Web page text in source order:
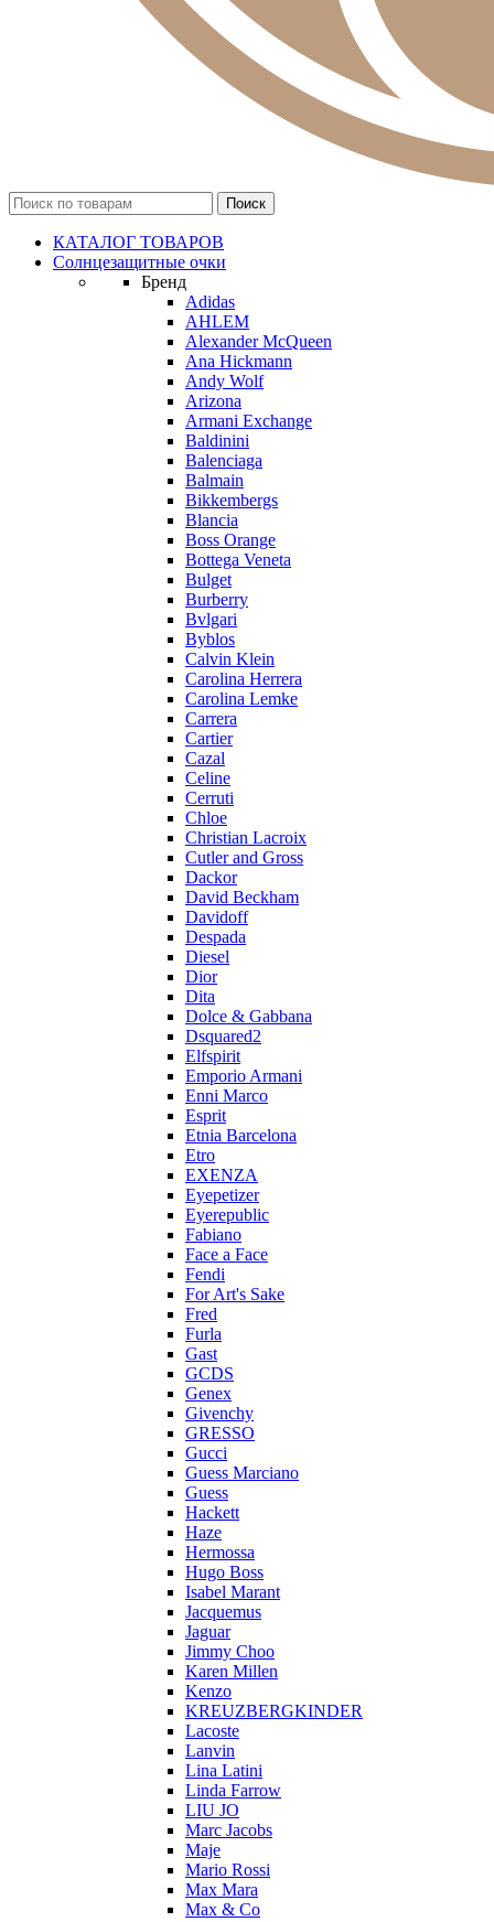
КАТАЛОГ ТОВАРОВ
Солнцезащитные очки
Бренд
Adidas
AHLEM
Alexander McQueen
Ana Hickmann
Andy Wolf
Arizona
Armani Exchange
Baldinini
Balenciaga
Balmain
Bikkembergs
Blancia
Boss Orange
Bottega Veneta
Bulget
Burberry
Bvlgari
Byblos
Calvin Klein
Carolina Herrera
Carolina Lemke
Carrera
Cartier
Cazal
Celine
Cerruti
Chloe
Christian Lacroix
Cutler and Gross
Dackor
David Beckham
Davidoff
Despada
Diesel
Dior
Dita
Dolce & Gabbana
Dsquared2
Elfspirit
Emporio Armani
Enni Marco
Esprit
Etnia Barcelona
Etro
EXENZA
Eyepetizer
Eyerepublic
Fabiano
Face a Face
Fendi
For Art's Sake
Fred
Furla
Gast
GCDS
Genex
Givenchy
GRESSO
Gucci
Guess Marciano
Guess
Hackett
Haze
Hermossa
Hugo Boss
Isabel Marant
Jacquemus
Jaguar
Jimmy Choo
Karen Millen
Kenzo
KREUZBERGKINDER
Lacoste
Lanvin
Lina Latini
Linda Farrow
LIU JO
Marc Jacobs
Maje
Mario Rossi
Max Mara
Max & Co